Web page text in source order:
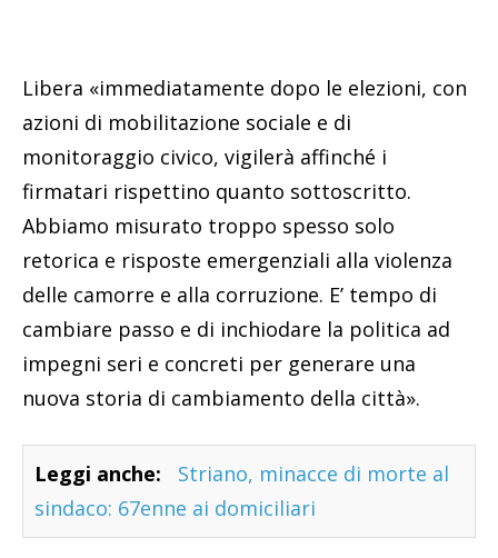
Libera «immediatamente dopo le elezioni, con
azioni di mobilitazione sociale e di
monitoraggio civico, vigilerà affinché i
firmatari rispettino quanto sottoscritto.
Abbiamo misurato troppo spesso solo
retorica e risposte emergenziali alla violenza
delle camorre e alla corruzione. E’ tempo di
cambiare passo e di inchiodare la politica ad
impegni seri e concreti per generare una
nuova storia di cambiamento della città».
Leggi anche:
Striano, minacce di morte al
sindaco: 67enne ai domiciliari